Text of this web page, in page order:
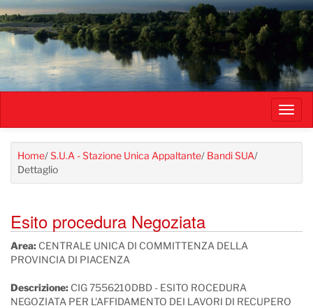
Salta
al
contenuto
principale
Home/S.U.A - Stazione Unica Appaltante/ Bandi SUA/
Dettaglio
Esito procedura Negoziata
Area: CENTRALE UNICA DI COMMITTENZA DELLA
PROVINCIA DI PIACENZA
Descrizione: CIG 7556210DBD - ESITO ROCEDURA
NEGOZIATA PER L'AFFIDAMENTO DEI LAVORI DI RECUPERO